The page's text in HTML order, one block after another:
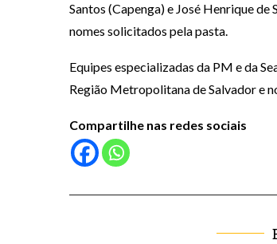
Santos (Capenga) e José Henrique
nomes solicitados pela pasta.
Equipes especializadas da PM e da
Região Metropolitana de Salvador e
Compartilhe nas redes sociais